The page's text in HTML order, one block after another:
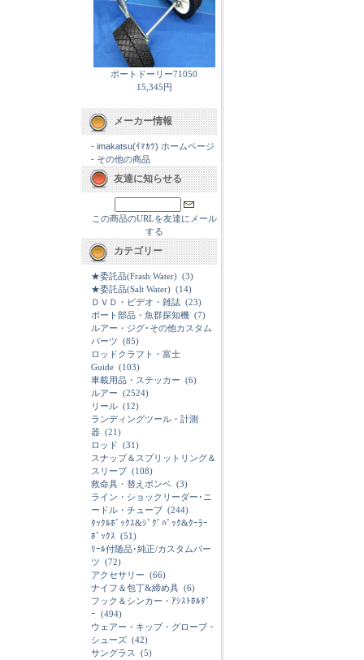
ボートドーリー71050
15,345円
メーカー情報
- imakatsu(ｲﾏｶﾂ) ホームページ
- その他の商品
友達に知らせる
この商品のURLを友達にメール
する
カテゴリー
★委託品(Frash Water) (3)
★委託品(Salt Water) (14)
ＤＶＤ・ビデオ・雑誌 (23)
ボート部品・魚群探知機 (7)
ルアー・ジグ･その他カスタム
パーツ (85)
ロッドクラフト・富士
Guide (103)
車載用品・ステッカー (6)
ルアー (2524)
リール (12)
ランディングツール・計測
器 (21)
ロッド (31)
スナップ＆スプリットリング＆
スリーブ (108)
救命具・替えボンベ (3)
ライン・ショックリーダー･ニ
ードル・チューブ (244)
ﾀｯｸﾙﾎﾞｯｸｽ&ｼﾞｸﾞﾊﾞｯｸ&ｸｰﾗｰ
ﾎﾞｯｸｽ (51)
ﾘｰﾙ付随品･純正/カスタムパー
ツ (72)
アクセサリー (66)
ナイフ＆包丁&締め具 (6)
フック＆シンカー・ｱｼｽﾄﾎﾙﾀﾞ
ｰ (494)
ウェアー・キップ・グローブ・
シューズ (42)
サングラス
(5)